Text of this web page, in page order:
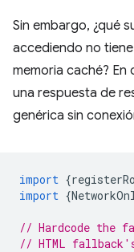
Sin embargo, ¿qué
accediendo no
memoria caché?
una respuesta de
genérica sin
import {
import {
// Hardcode the
// HTML